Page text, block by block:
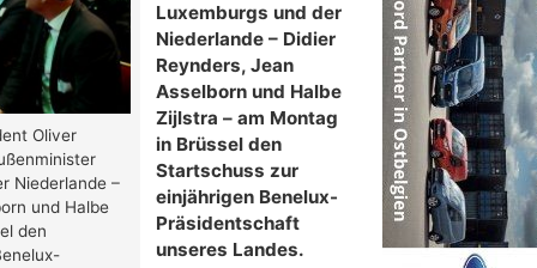
Oliver
Niederlande –
und Halbe
den
Luxemburgs und der
Niederlande – Didier
Reynders, Jean
Asselborn und Halbe
Zijlstra – am Montag
in Brüssel den
Startschuss zur
einjährigen Benelux-
Präsidentschaft
unseres Landes.